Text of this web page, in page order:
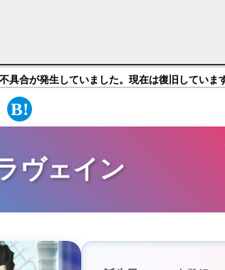
ラ紹介
具合が発生していました。現在は復旧していま
ヴェイン